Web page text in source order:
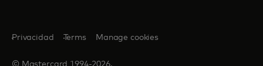
© Mastercard 1994-2026.
Privacidad Terms Manage cookies